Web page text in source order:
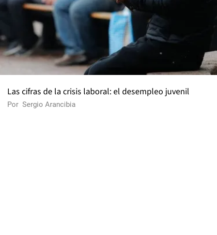
Las cifras de la crisis laboral: el desempleo juvenil
Por Sergio Arancibia